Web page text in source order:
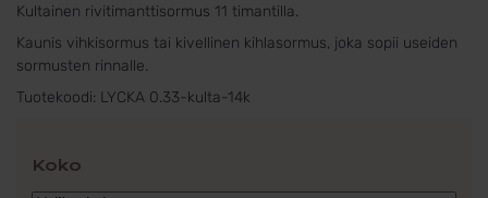
Kultainen rivitimanttisormus 11 timantilla.
Kaunis vihkisormus tai kivellinen kihlasormus, joka sopii useiden
sormusten rinnalle.
Tuotekoodi: LYCKA 0.33-kulta-14k
Koko